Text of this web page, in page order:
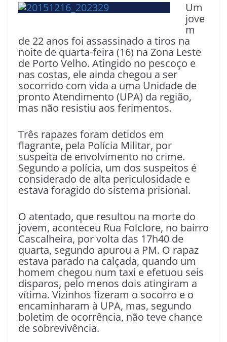
Um
jove
m
de 22 anos foi assassinado a tiros na
noite de quarta-feira (16) na Zona Leste
de Porto Velho. Atingido no pescoço e
nas costas, ele ainda chegou a ser
socorrido com vida a uma Unidade de
pronto Atendimento (UPA) da região,
mas não resistiu aos ferimentos.
Três rapazes foram detidos em
flagrante, pela Polícia Militar, por
suspeita de envolvimento no crime.
Segundo a polícia, um dos suspeitos é
considerado de alta periculosidade e
estava foragido do sistema prisional.
O atentado, que resultou na morte do
jovem, aconteceu Rua Folclore, no bairro
Cascalheira, por volta das 17h40 de
quarta, segundo apurou a PM. O rapaz
estava parado na calçada, quando um
homem chegou num taxi e efetuou seis
disparos, pelo menos dois atingiram a
vítima. Vizinhos fizeram o socorro e o
encaminharam à UPA, mas, segundo
boletim de ocorrência, não teve chance
de sobrevivência.